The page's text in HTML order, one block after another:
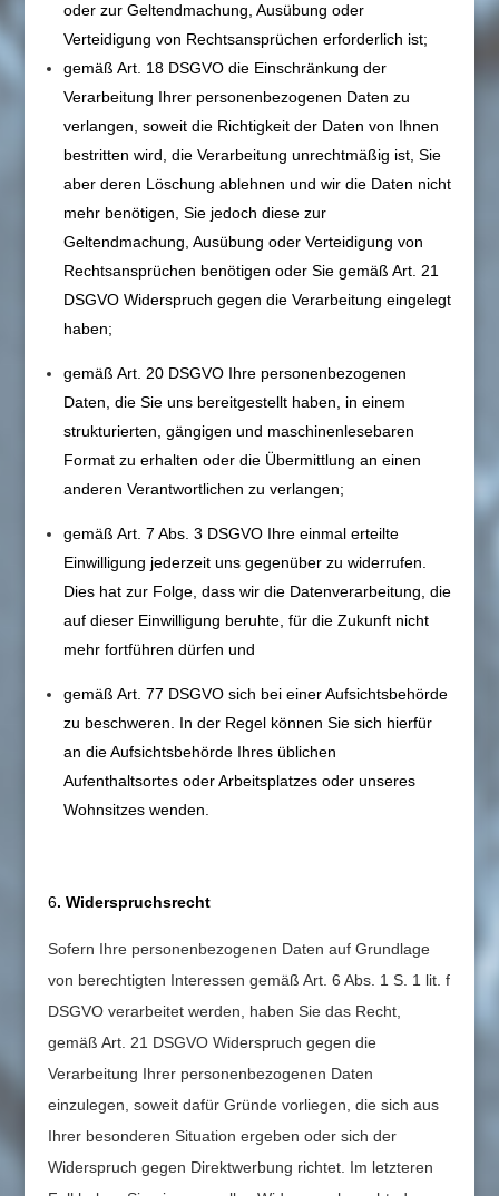
oder zur Geltendmachung, Ausübung oder
Verteidigung von Rechtsansprüchen erforderlich ist;
gemäß Art. 18 DSGVO die Einschränkung der
Verarbeitung Ihrer personenbezogenen Daten zu
verlangen, soweit die Richtigkeit der Daten von Ihnen
bestritten wird, die Verarbeitung unrechtmäßig ist, Sie
aber deren Löschung ablehnen und wir die Daten nicht
mehr benötigen, Sie jedoch diese zur
Geltendmachung, Ausübung oder Verteidigung von
Rechtsansprüchen benötigen oder Sie gemäß Art. 21
DSGVO Widerspruch gegen die Verarbeitung eingelegt
haben;
gemäß Art. 20 DSGVO Ihre personenbezogenen
Daten, die Sie uns bereitgestellt haben, in einem
strukturierten, gängigen und maschinenlesebaren
Format zu erhalten oder die Übermittlung an einen
anderen Verantwortlichen zu verlangen;
gemäß Art. 7 Abs. 3 DSGVO Ihre einmal erteilte
Einwilligung jederzeit uns gegenüber zu widerrufen.
Dies hat zur Folge, dass wir die Datenverarbeitung, die
auf dieser Einwilligung beruhte, für die Zukunft nicht
mehr fortführen dürfen und
gemäß Art. 77 DSGVO sich bei einer Aufsichtsbehörde
zu beschweren. In der Regel können Sie sich hierfür
an die Aufsichtsbehörde Ihres üblichen
Aufenthaltsortes oder Arbeitsplatzes oder unseres
Wohnsitzes wenden.
6. Widerspruchsrecht
Sofern Ihre personenbezogenen Daten auf Grundlage
von berechtigten Interessen gemäß Art. 6 Abs. 1 S. 1 lit. f
DSGVO verarbeitet werden, haben Sie das Recht,
gemäß Art. 21 DSGVO Widerspruch gegen die
Verarbeitung Ihrer personenbezogenen Daten
einzulegen, soweit dafür Gründe vorliegen, die sich aus
Ihrer besonderen Situation ergeben oder sich der
Widerspruch gegen Direktwerbung richtet. Im letzteren